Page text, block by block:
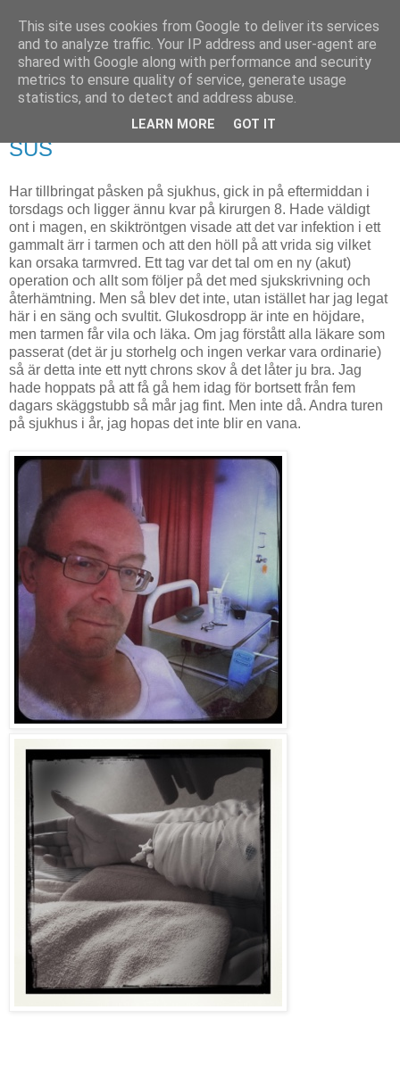
Björn Fritz
vad än som faller mig in
måndag, mars 28, 2016
SUS
Har tillbringat påsken på sjukhus, gick in på eftermiddan i
torsdags och ligger ännu kvar på kirurgen 8. Hade väldigt
ont i magen, en skiktröntgen visade att det var infektion i ett
gammalt ärr i tarmen och att den höll på att vrida sig vilket
kan orsaka tarmvred. Ett tag var det tal om en ny (akut)
operation och allt som följer på det med sjukskrivning och
återhämtning. Men så blev det inte, utan istället har jag legat
här i en säng och svultit. Glukosdropp är inte en höjdare,
men tarmen får vila och läka. Om jag förstått alla läkare som
passerat (det är ju storhelg och ingen verkar vara ordinarie)
så är detta inte ett nytt chrons skov å det låter ju bra. Jag
hade hoppats på att få gå hem idag för bortsett från fem
dagars skäggstubb så mår jag fint. Men inte då. Andra turen
på sjukhus i år, jag hopas det inte blir en vana.
This site uses cookies from Google to deliver its services
and to analyze traffic. Your IP address and user-agent are
shared with Google along with performance and security
metrics to ensure quality of service, generate usage
statistics, and to detect and address abuse.
LEARN MORE GOT IT